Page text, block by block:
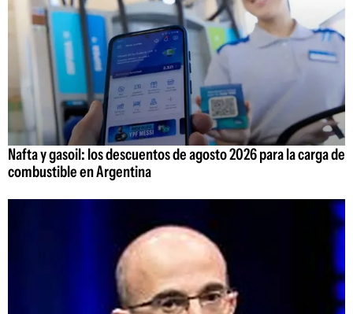
Nafta y gasoil: los descuentos de agosto 2026 para la carga de
combustible en Argentina